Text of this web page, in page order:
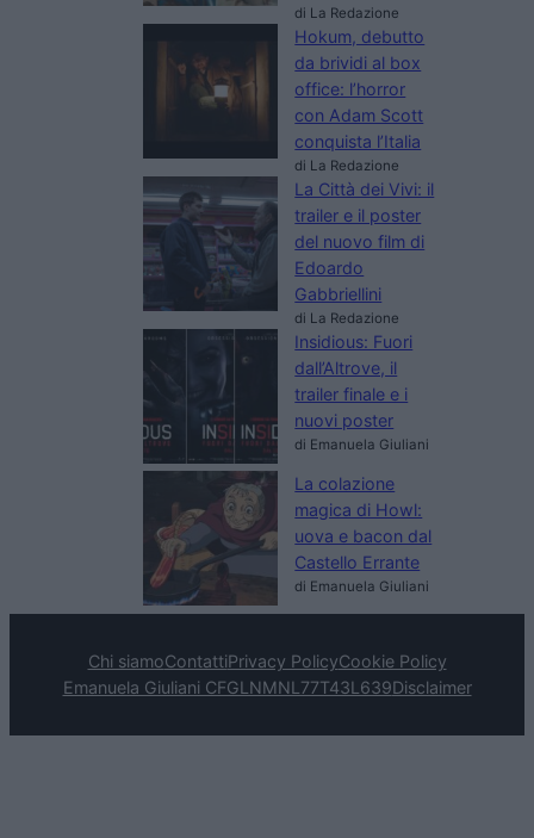
di La Redazione
Hokum, debutto
da brividi al box
office: l’horror
con Adam Scott
conquista l’Italia
di La Redazione
La Città dei Vivi: il
trailer e il poster
del nuovo film di
Edoardo
Gabbriellini
di La Redazione
Insidious: Fuori
dall’Altrove, il
trailer finale e i
nuovi poster
di Emanuela Giuliani
La colazione
magica di Howl:
uova e bacon dal
Castello Errante
di Emanuela Giuliani
Chi siamoContattiPrivacy PolicyCookie Policy
Emanuela Giuliani CFGLNMNL77T43L639Disclaimer